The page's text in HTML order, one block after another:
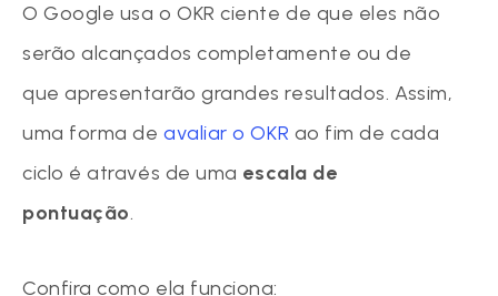
O Google usa o OKR ciente de que eles não
serão alcançados completamente ou de
que apresentarão grandes resultados. Assim,
uma forma de avaliar o OKR ao fim de cada
ciclo é através de uma escala de
pontuação.
Confira como ela funciona: